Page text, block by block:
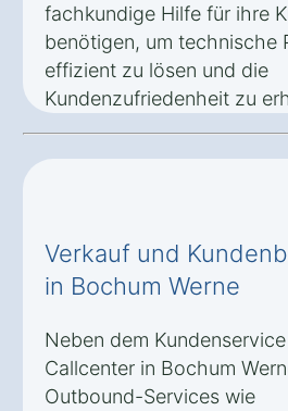
fachkundige Hilfe für ihre
benötigen, um technische
effizient zu lösen und die
Kundenzufriedenheit zu
Verkauf und
in Bochum Werne
Neben dem
Callcenter in Bochum
Outbound-Services wie